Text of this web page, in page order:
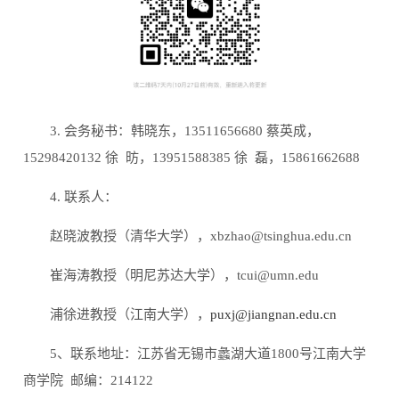
3. 会务秘书：韩晓东，13511656680 蔡英成，
15298420132 徐 昉，13951588385 徐 磊，15861662688
4. 联系人：
赵晓波教授（清华大学），xbzhao@tsinghua.edu.cn
崔海涛教授（明尼苏达大学），tcui@umn.edu
浦徐进教授（江南大学），puxj@jiangnan.edu.cn
5、联系地址：江苏省无锡市蠡湖大道1800号江南大学
商学院 邮编：214122